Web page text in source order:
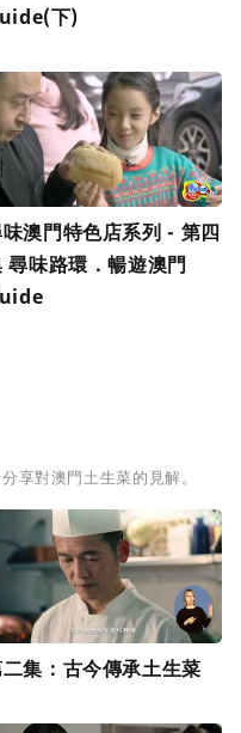
下)
澳門特色店系列 - 第四
尋味路環．暢遊澳門
享對澳門土生菜的見解。
集：古今傳承土生菜